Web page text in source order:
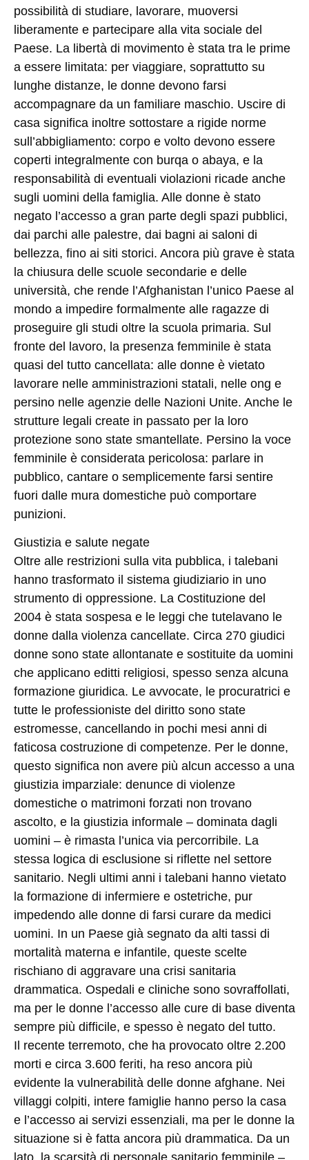
possibilità di studiare, lavorare, muoversi
liberamente e partecipare alla vita sociale del
Paese. La libertà di movimento è stata tra le prime
a essere limitata: per viaggiare, soprattutto su
lunghe distanze, le donne devono farsi
accompagnare da un familiare maschio. Uscire di
casa significa inoltre sottostare a rigide norme
sull’abbigliamento: corpo e volto devono essere
coperti integralmente con burqa o abaya, e la
responsabilità di eventuali violazioni ricade anche
sugli uomini della famiglia. Alle donne è stato
negato l’accesso a gran parte degli spazi pubblici,
dai parchi alle palestre, dai bagni ai saloni di
bellezza, fino ai siti storici. Ancora più grave è stata
la chiusura delle scuole secondarie e delle
università, che rende l’Afghanistan l’unico Paese al
mondo a impedire formalmente alle ragazze di
proseguire gli studi oltre la scuola primaria. Sul
fronte del lavoro, la presenza femminile è stata
quasi del tutto cancellata: alle donne è vietato
lavorare nelle amministrazioni statali, nelle ong e
persino nelle agenzie delle Nazioni Unite. Anche le
strutture legali create in passato per la loro
protezione sono state smantellate. Persino la voce
femminile è considerata pericolosa: parlare in
pubblico, cantare o semplicemente farsi sentire
fuori dalle mura domestiche può comportare
punizioni.
Giustizia e salute negate
Oltre alle restrizioni sulla vita pubblica, i talebani
hanno trasformato il sistema giudiziario in uno
strumento di oppressione. La Costituzione del
2004 è stata sospesa e le leggi che tutelavano le
donne dalla violenza cancellate. Circa 270 giudici
donne sono state allontanate e sostituite da uomini
che applicano editti religiosi, spesso senza alcuna
formazione giuridica. Le avvocate, le procuratrici e
tutte le professioniste del diritto sono state
estromesse, cancellando in pochi mesi anni di
faticosa costruzione di competenze. Per le donne,
questo significa non avere più alcun accesso a una
giustizia imparziale: denunce di violenze
domestiche o matrimoni forzati non trovano
ascolto, e la giustizia informale – dominata dagli
uomini – è rimasta l’unica via percorribile. La
stessa logica di esclusione si riflette nel settore
sanitario. Negli ultimi anni i talebani hanno vietato
la formazione di infermiere e ostetriche, pur
impedendo alle donne di farsi curare da medici
uomini. In un Paese già segnato da alti tassi di
mortalità materna e infantile, queste scelte
rischiano di aggravare una crisi sanitaria
drammatica. Ospedali e cliniche sono sovraffollati,
ma per le donne l’accesso alle cure di base diventa
sempre più difficile, e spesso è negato del tutto.
Il recente terremoto, che ha provocato oltre 2.200
morti e circa 3.600 feriti, ha reso ancora più
evidente la vulnerabilità delle donne afghane. Nei
villaggi colpiti, intere famiglie hanno perso la casa
e l’accesso ai servizi essenziali, ma per le donne la
situazione si è fatta ancora più drammatica. Da un